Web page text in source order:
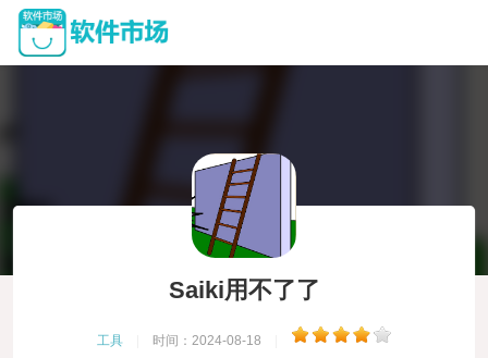
Saiki用不了了
工具 时间：2024-08-18